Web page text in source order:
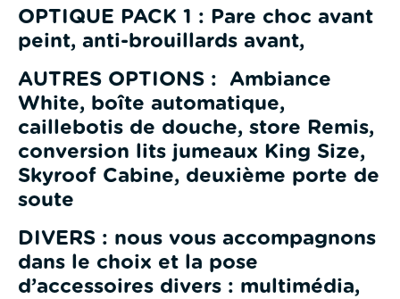
OPTIQUE PACK 1 : Pare choc avant
peint, anti-brouillards avant,
AUTRES OPTIONS : Ambiance
White, boîte automatique,
caillebotis de douche, store Remis,
conversion lits jumeaux King Size,
Skyroof Cabine, deuxième porte de
soute
DIVERS : nous vous accompagnons
dans le choix et la pose
d’accessoires divers : multimédia,